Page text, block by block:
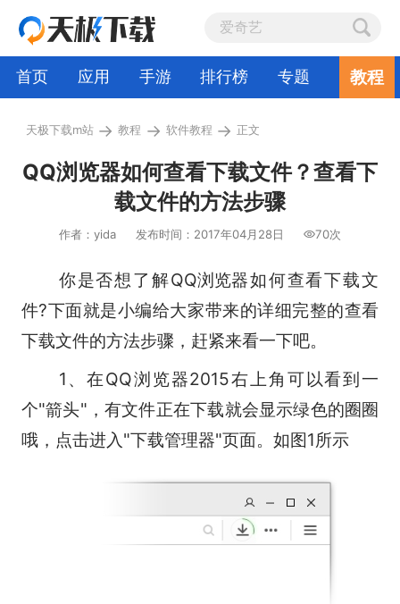
首页 应用 手游 排行榜 专题 教程
天极下载m站 → 教程 → 软件教程 → 正文
QQ浏览器如何查看下载文件？查看下
载文件的方法步骤
作者：yida 发布时间：2017年04月28日 70次
你是否想了解QQ浏览器如何查看下载文
件?下面就是小编给大家带来的详细完整的查看
下载文件的方法步骤，赶紧来看一下吧。
1、在QQ浏览器2015右上角可以看到一
个"箭头"，有文件正在下载就会显示绿色的圈圈
哦，点击进入"下载管理器"页面。如图1所示